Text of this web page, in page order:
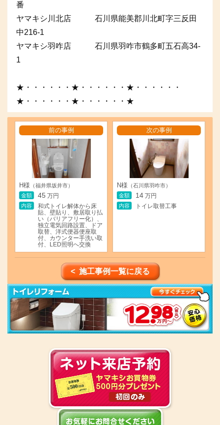
番
ヤマキシ川北店 石川県能美郡川北町字三反田
中216-1
ヤマキシ羽咋店 石川県羽咋市鶴多町五石高34-
1
★・・・・・・★・・・・・・★・・・・・・
★・・・・・・★・・・・・・★
前の事例
H様 （福井県坂井市）
金額
45 万円
内容
和式トイレ解体から床
貼、壁貼り、敷居取り払
い（バリアフリー化）、
独立電気回路設置、ドア
取替、洋式便器便座取
付、カウンター手洗い取
付、LED照明へ交換
次の事例
N様 （石川県羽咋市）
金額
14 万円
内容
トイレ取替工事
< 施工事例一覧に戻る